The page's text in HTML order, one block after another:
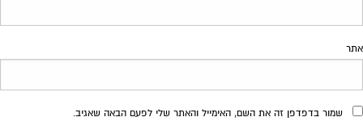
אתר
שמור בדפדפן זה את השם, האימייל והאתר שלי לפעם הבאה שאגיב.